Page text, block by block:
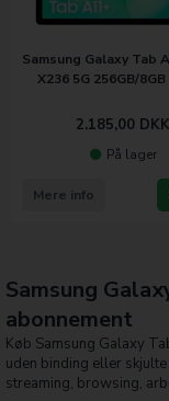
Samsung Galaxy Tab
X236 5G 256GB/
2.185,00 DKK
På lager
Mere info
Samsung
abonnement
Køb Samsung Galaxy
uden binding eller
streaming, browsing,